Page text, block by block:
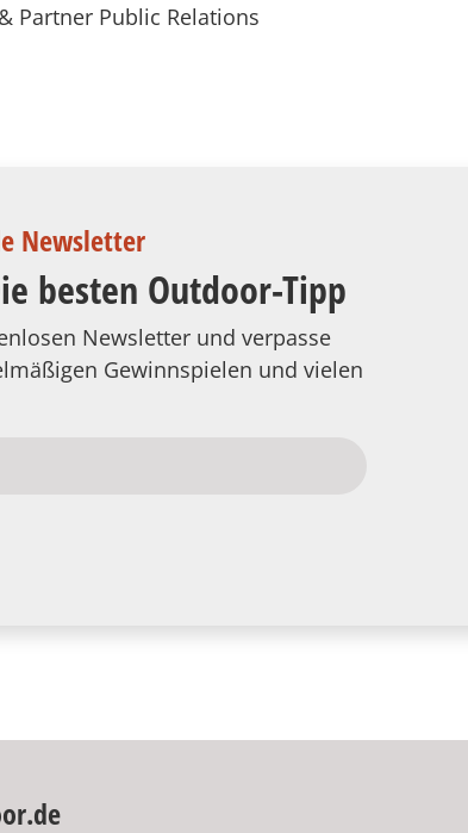
Partner Public Relations
Newsletter
besten Outdoor-Tipp
Newsletter und verpasse
Gewinnspielen und vielen